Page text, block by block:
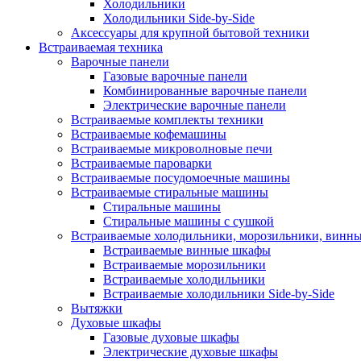
Холодильники
Холодильники Side-by-Side
Аксессуары для крупной бытовой техники
Встраиваемая техника
Варочные панели
Газовые варочные панели
Комбинированные варочные панели
Электрические варочные панели
Встраиваемые комплекты техники
Встраиваемые кофемашины
Встраиваемые микроволновые печи
Встраиваемые пароварки
Встраиваемые посудомоечные машины
Встраиваемые стиральные машины
Стиральные машины
Стиральные машины с сушкой
Встраиваемые холодильники, морозильники,
Встраиваемые винные шкафы
Встраиваемые морозильники
Встраиваемые холодильники
Встраиваемые холодильники Side-by-Side
Вытяжки
Духовые шкафы
Газовые духовые шкафы
Электрические духовые шкафы